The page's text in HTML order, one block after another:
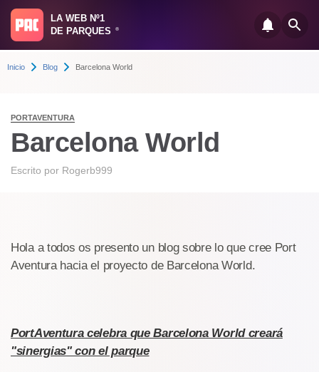
LA WEB Nº1
DE PARQUES
®
Inicio Blog Barcelona World
PORTAVENTURA
Barcelona World
Escrito por Rogerb999
Hola a todos os presento un blog sobre lo que cree Port
Aventura hacia el proyecto de Barcelona World.
PortAventura celebra que Barcelona World creará
"sinergias" con el parque